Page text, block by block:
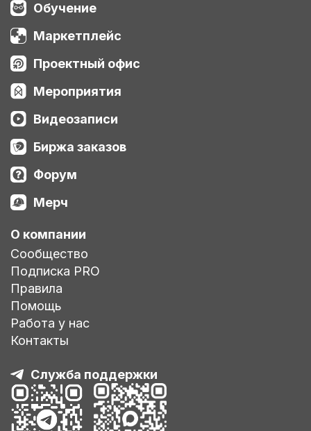
Обучение
Маркетплейс
Проектный офис
Мероприятия
Видеозаписи
Биржа заказов
Форум
Мерч
О компании
Сообщество
Подписка PRO
Правила
Помощь
Работа у нас
Контакты
Служба поддержки